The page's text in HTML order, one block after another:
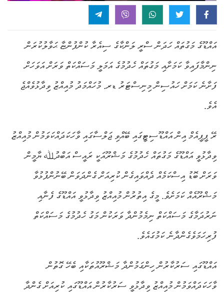
އައްޑޫގެ މަގުތައް ހަދަން ސްރީ ލަންކާގެ ސިއެރާ ކުންފުންޏާ ޙަވާލުކުރަން
ނިންމާފައިވާ ކަމަށާއި މަގުތައް ހެދުމުގެ އަމަލީ މަސައްކަތް ވަރަށް އަވަހަށް
ފަށާނެ ކަމަށް ހައުސިން މިނިސްޓަރު ޑރ. މުހައްމަދު މުއިއްޒު ވިދާޅުވެއްޖެ
އެވެ.
ރޭ ޕީޕީއެމް އިން އައްޑޫސިޓީގައި ބޭއްވި ޖަލްސާގައި ވާހަކަދައްކަވަމުން މުއިއްޒު
ވިދާޅުވީ އައްޑޫގެ މަގުތައް ހެދުމުގެ މަޝްރޫއަކީ ރައީސް އަބްދުﷲ ޔާމީން
ވަރަށް ބޮޑު އިސްކަމެއް ދެއްވައިގެން ކުރިއަށް ގެންދަވަން ބޭނުންފުޅުވާ
މަޝްރޫއެއް ކަމަށެވެ. މީގެ އިތުރުން މުއިއްޒު ވިދާޅުވީ އައްޑޫގެ ފެނާއި
ނަރުދަމާގެ މަސައްކަތް ނިމެމުންދާ ވަރަކުން މަގު ހެދުމުގެ މަސައްކަތް
ފުރިހަމަވެގެންދާނެ ކަމުގައެވެ.
އައްޑޫގައި ސަރުކާރުން ހިންގަމުންދާ މަޝްރޫއުތަކާއި ބެހޭ ގޮތުން
ވާހަކަދައްވަމުން މުއިއްޒު ވިދާޅުވީ ސަރުކާރުން އައްޑޫގައި ކުރިއަށް ގެންދާ